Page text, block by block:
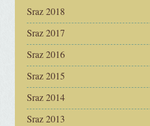
Sraz 2018
Sraz 2017
Sraz 2016
Sraz 2015
Sraz 2014
Sraz 2013